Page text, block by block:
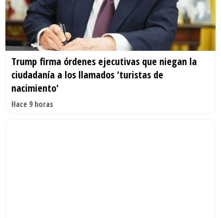
Trump firma órdenes ejecutivas que niegan la
ciudadanía a los llamados 'turistas de
nacimiento'
Hace 9 horas